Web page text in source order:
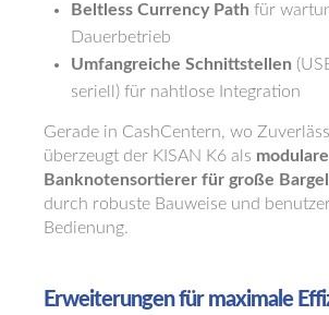
Beltless Currency Path für
Dauerbetrieb
Umfangreiche Schnittstellen
seriell) für nahtlose Integration
Gerade in CashCentern, wo
überzeugt der KISAN K6 als
Banknotensortierer für große
durch robuste Bauweise und
Bedienung.
Erweiterungen für maximale